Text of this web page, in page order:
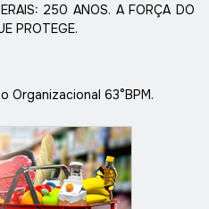
250 ANOS. A FORÇA DO
PROTEGE.
Organizacional 63°BPM.